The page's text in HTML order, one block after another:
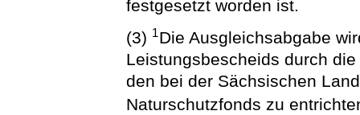
festgesetzt worden ist.
(3) 1Die Ausgleichsabgabe
Leistungsbescheids durch
den bei der Sächsischen
Naturschutzfonds zu